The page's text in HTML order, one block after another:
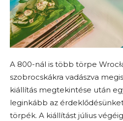
A 800-nál is több törpe
szobrocskákra vadászva
kiállítás megtekintése után
leginkább az
törpék. A kiállítást július